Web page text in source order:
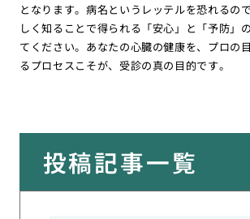
となります。病名というレッテルを恐れるの
しく知ることで得られる「安心」と「予防」
てください。あなたの心臓の健康を、プロの
るプロセスこそが、受診の真の目的です。
投稿記事一覧